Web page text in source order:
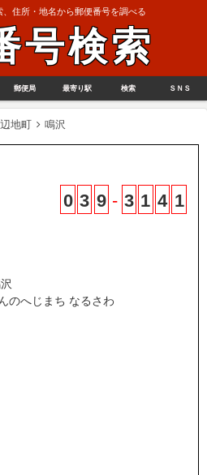
住所・地名から郵便番号を調べる
号検索
郵便局 最寄り駅 検索 ＳＮＳ
地町 鳴沢
0 3 9 - 3 1 4 1
のへじまち なるさわ